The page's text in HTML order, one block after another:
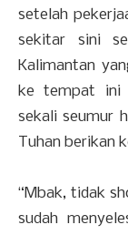
setelah
sekitar sini
Kalimantan
ke tempat ini
sekali seumur
Tuhan berikan
“Mbak, tidak
sudah